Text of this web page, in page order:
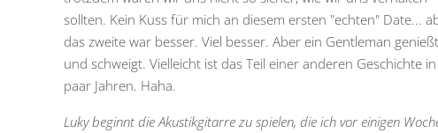
sollten. Kein Kuss für mich an diesem ersten "echten" Date...
das zweite war besser. Viel besser. Aber ein Gentleman genießt
und schweigt. Vielleicht ist das Teil einer anderen Geschichte
paar Jahren. Haha.
Luky beginnt die Akustikgitarre zu spielen, die ich vor einigen